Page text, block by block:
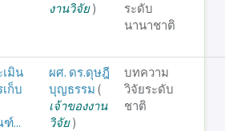
งานวิจัย)
ระดับ
นานาชาติ
เมิน
ก็บ
...
ผศ. ดร.ดุษฎี
บุญธรรม (
เจ้าของงาน
วิจัย)
บทความ
วิจัยระดับ
ชาติ